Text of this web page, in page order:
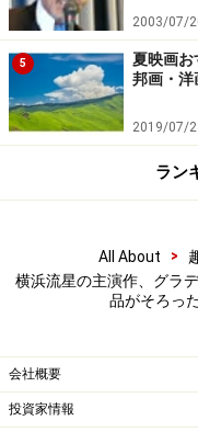
画です。
監督：佐藤祐市
5：『正体』
（C）2024 映画「正体
人事件の死刑囚・鏑
を変えて、さまざま
2003/07/
5
夏映画お
邦画・洋
2019/07/
ラン
All About >
横浜流星の主演作、グラ
品がそろっ
会社概要
投資家情報